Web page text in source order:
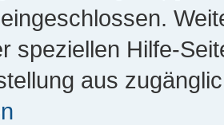
speziellen Hilfe-
aus